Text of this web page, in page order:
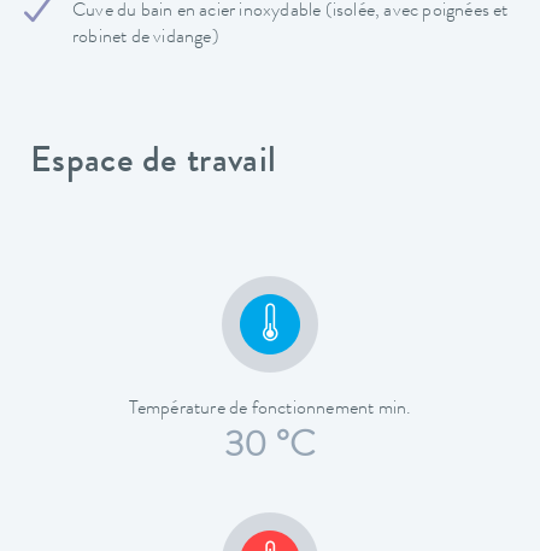
Cuve du bain en acier inoxydable (isolée, avec poignées et
robinet de vidange)
Espace de travail
Température de fonctionnement min.
30 °C